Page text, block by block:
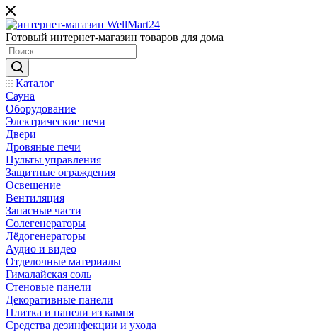
Готовый интернет-магазин товаров для дома
Каталог
Сауна
Оборудование
Электрические печи
Двери
Дровяные печи
Пульты управления
Защитные ограждения
Освещение
Вентиляция
Запасные части
Солегенераторы
Лёдогенераторы
Аудио и видео
Отделочные материалы
Гималайская соль
Стеновые панели
Декоративные панели
Плитка и панели из камня
Средства дезинфекции и ухода